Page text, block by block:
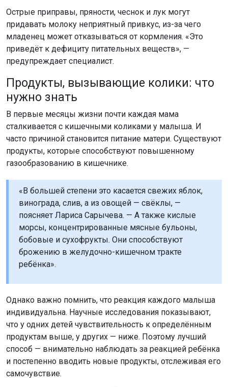
Острые приправы, пряности, чеснок и лук могут
придавать молоку неприятный привкус, из-за чего
младенец может отказываться от кормления. «Это
приведёт к дефициту питательных веществ», —
предупреждает специалист.
Продукты, вызывающие колики: что
нужно знать
В первые месяцы жизни почти каждая мама
сталкивается с кишечными коликами у малыша. И
часто причиной становится питание матери. Существуют
продукты, которые способствуют повышенному
газообразованию в кишечнике.
«В большей степени это касается свежих яблок,
винограда, слив, а из овощей — свёклы, —
поясняет Лариса Сарычева. — А также кислые
морсы, концентрированные мясные бульоны,
бобовые и сухофрукты. Они способствуют
брожению в желудочно-кишечном тракте
ребёнка».
Однако важно помнить, что реакция каждого малыша
индивидуальна. Научные исследования показывают,
что у одних детей чувствительность к определённым
продуктам выше, у других — ниже. Поэтому лучший
способ — внимательно наблюдать за реакцией ребёнка
и постепенно вводить новые продукты, отслеживая его
самочувствие.